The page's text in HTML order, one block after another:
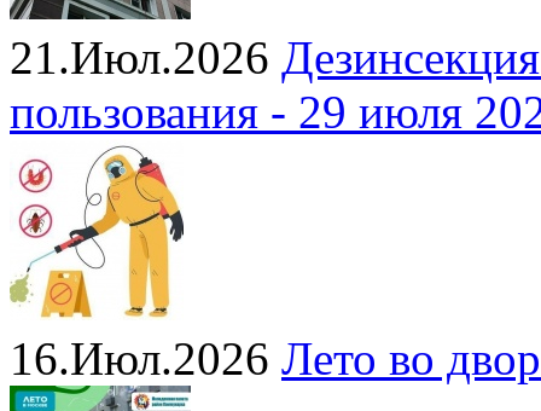
21.Июл.2026
пользования - 29 июля
16.Июл.2026 Лето во